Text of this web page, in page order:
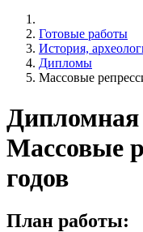
Готовые работы
История,
Дипломы
Массовые
Дипломная
Массовые
годов
План работы: